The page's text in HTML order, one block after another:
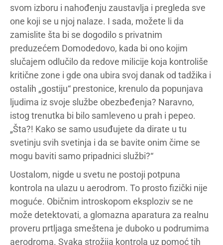
svom izboru i nahođenju zaustavlja i pregleda sve
one koji se u njoj nalaze. I sada, možete li da
zamislite šta bi se dogodilo s privatnim
preduzećem Domodedovo, kada bi ono kojim
slučajem odlučilo da redove milicije koja kontroliše
kritične zone i gde ona ubira svoj danak od tadžika i
ostalih „gostiju“ prestonice, krenulo da popunjava
ljudima iz svoje službe obezbeđenja? Naravno,
istog trenutka bi bilo samleveno u prah i pepeo.
„Šta?! Kako se samo usuđujete da dirate u tu
svetinju svih svetinja i da se bavite onim čime se
mogu baviti samo pripadnici službi?“
Uostalom, nigde u svetu ne postoji potpuna
kontrola na ulazu u aerodrom. To prosto fizički nije
moguće. Običnim introskopom eksploziv se ne
može detektovati, a glomazna aparatura za realnu
proveru prtljaga smeštena je duboko u podrumima
aerodroma. Svaka strožija kontrola uz pomoć tih